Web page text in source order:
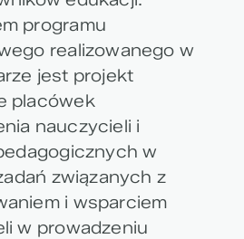
programu
realizowanego w
jest projekt
placówek
nauczycieli i
w
związanych z
i wsparciem
w prowadzeniu